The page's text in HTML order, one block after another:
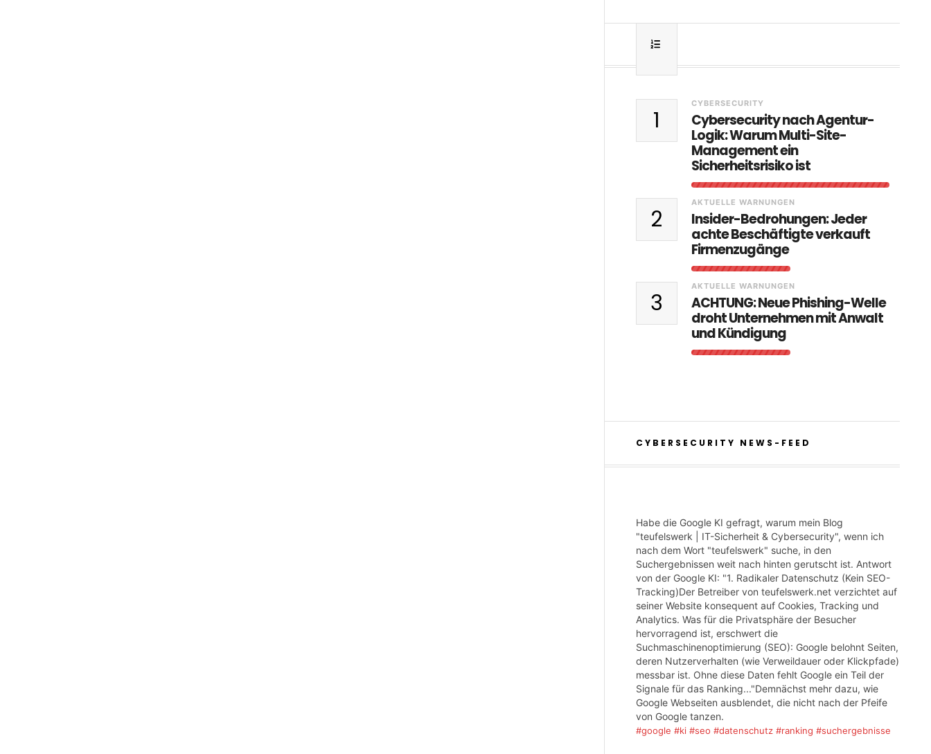
1
CYBERSECURITY
Cybersecurity nach Agentur-
Logik: Warum Multi-Site-
Management ein
Sicherheitsrisiko ist
2
AKTUELLE WARNUNGEN
Insider-Bedrohungen: Jeder
achte Beschäftigte verkauft
Firmenzugänge
3
AKTUELLE WARNUNGEN
ACHTUNG: Neue Phishing-Welle
droht Unternehmen mit Anwalt
und Kündigung
CYBERSECURITY NEWS-FEED
Habe die Google KI gefragt, warum mein Blog
"teufelswerk | IT-Sicherheit & Cybersecurity", wenn ich
nach dem Wort "teufelswerk" suche, in den
Suchergebnissen weit nach hinten gerutscht ist. Antwort
von der Google KI: "1. Radikaler Datenschutz (Kein SEO-
Tracking)Der Betreiber von teufelswerk.net verzichtet auf
seiner Website konsequent auf Cookies, Tracking und
Analytics. Was für die Privatsphäre der Besucher
hervorragend ist, erschwert die
Suchmaschinenoptimierung (SEO): Google belohnt Seiten,
deren Nutzerverhalten (wie Verweildauer oder Klickpfade)
messbar ist. Ohne diese Daten fehlt Google ein Teil der
Signale für das Ranking..."Demnächst mehr dazu, wie
Google Webseiten ausblendet, die nicht nach der Pfeife
von Google tanzen.
#google #ki #seo #datenschutz #ranking #suchergebnisse